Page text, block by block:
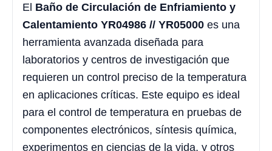
El Baño de Circulación de Enfriamiento y
Calentamiento YR04986 // YR05000 es una
herramienta avanzada diseñada para
laboratorios y centros de investigación que
requieren un control preciso de la temperatura
en aplicaciones críticas. Este equipo es ideal
para el control de temperatura en pruebas de
componentes electrónicos, síntesis química,
experimentos en ciencias de la vida, y otros